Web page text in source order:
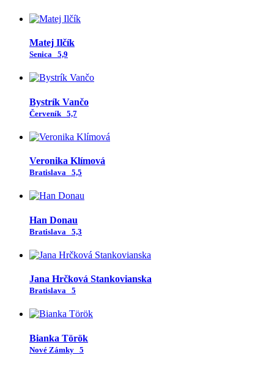
Matej Ilčík
Senica 5,9
Bystrík Vančo
Červeník 5,7
Veronika Klímová
Bratislava 5,5
Han Donau
Bratislava 5,3
Jana Hrčková Stankovianska
Bratislava 5
Bianka Török
Nové Zámky 5